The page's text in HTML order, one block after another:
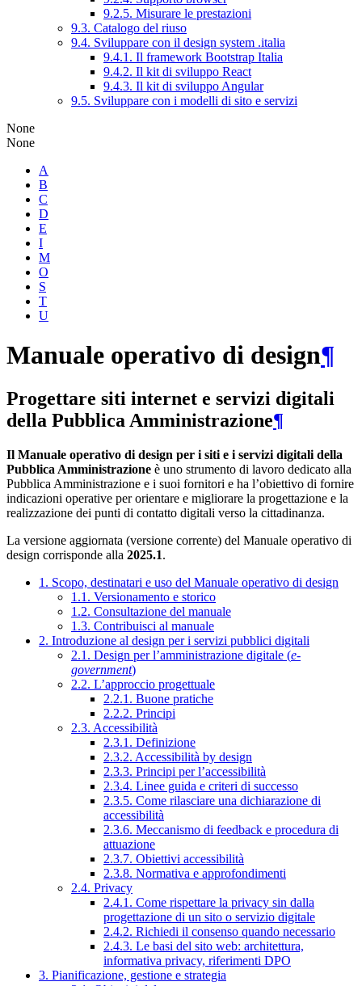
9.2.5. Misurare le prestazioni
9.3. Catalogo del riuso
9.4. Sviluppare con il design system .italia
9.4.1. Il framework Bootstrap Italia
9.4.2. Il kit di sviluppo React
9.4.3. Il kit di sviluppo Angular
9.5. Sviluppare con i modelli di sito e servizi
None
None
A
B
C
D
E
I
M
O
S
T
U
Manuale operativo di design¶
Progettare siti internet e servizi digitali
della Pubblica Amministrazione¶
Il Manuale operativo di design per i siti e i servizi digitali della
Pubblica Amministrazione è uno strumento di lavoro dedicato alla
Pubblica Amministrazione e i suoi fornitori e ha l’obiettivo di fornire
indicazioni operative per orientare e migliorare la progettazione e la
realizzazione dei punti di contatto digitali verso la cittadinanza.
La versione aggiornata (versione corrente) del Manuale operativo di
design corrisponde alla 2025.1.
1. Scopo, destinatari e uso del Manuale operativo di design
1.1. Versionamento e storico
1.2. Consultazione del manuale
1.3. Contribuisci al manuale
2. Introduzione al design per i servizi pubblici digitali
2.1. Design per l’amministrazione digitale (e-
government)
2.2. L’approccio progettuale
2.2.1. Buone pratiche
2.2.2. Principi
2.3. Accessibilità
2.3.1. Definizione
2.3.2. Accessibilità by design
2.3.3. Principi per l’accessibilità
2.3.4. Linee guida e criteri di successo
2.3.5. Come rilasciare una dichiarazione di
accessibilità
2.3.6. Meccanismo di feedback e procedura di
attuazione
2.3.7. Obiettivi accessibilità
2.3.8. Normativa e approfondimenti
2.4. Privacy
2.4.1. Come rispettare la privacy sin dalla
progettazione di un sito o servizio digitale
2.4.2. Richiedi il consenso quando necessario
2.4.3. Le basi del sito web: architettura,
informativa privacy, riferimenti DPO
3. Pianificazione, gestione e strategia